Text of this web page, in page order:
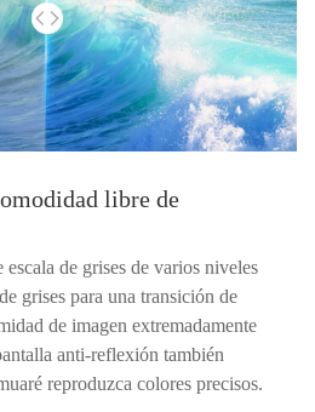
libre de
de grises de varios niveles
grises para una transición de
de imagen extremadamente
anti-reflexión también
reproduzca colores precisos.